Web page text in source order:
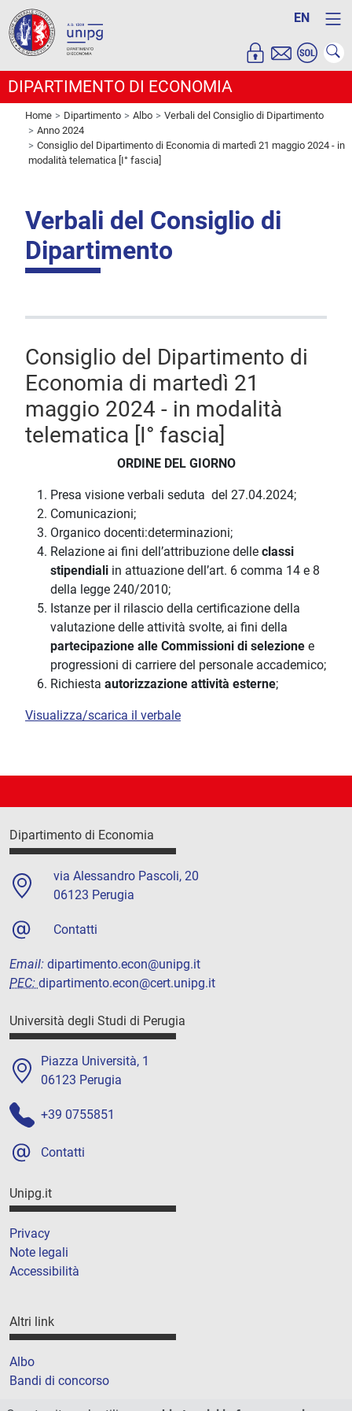
EN
DIPARTIMENTO DI ECONOMIA
Home Dipartimento Albo
Verbali del Consiglio di Dipartimento
Anno 2024
Consiglio del Dipartimento di Economia di martedì 21 maggio 2024 - in
modalità telematica [I° fascia]
Verbali del Consiglio di
Dipartimento
Consiglio del Dipartimento di
Economia di martedì 21
maggio 2024 - in modalità
telematica [I° fascia]
ORDINE DEL GIORNO
Presa visione verbali seduta del 27.04.2024;
Comunicazioni;
Organico docenti:determinazioni;
Relazione ai fini dell’attribuzione delle classi
stipendiali in attuazione dell’art. 6 comma 14 e 8
della legge 240/2010;
Istanze per il rilascio della certificazione della
valutazione delle attività svolte, ai fini della
partecipazione alle Commissioni di selezione e
progressioni di carriere del personale accademico;
Richiesta autorizzazione attività esterne;
Visualizza/scarica il verbale
Dipartimento di Economia
via Alessandro Pascoli, 20
06123 Perugia
Contatti
Email: dipartimento.econ@unipg.it
PEC: dipartimento.econ@cert.unipg.it
Università degli Studi di Perugia
Piazza Università, 1
06123 Perugia
+39 0755851
Contatti
Unipg.it
Privacy
Note legali
Accessibilità
Altri link
Albo
Bandi di concorso